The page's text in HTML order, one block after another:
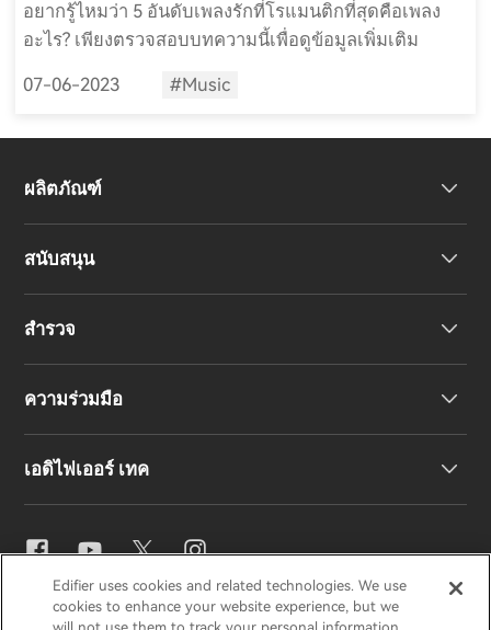
อยากรู้ไหมว่า 5 อันดับเพลงรักที่โรแมนติกที่สุดคือเพลง
อะไร? เพียงตรวจสอบบทความนี้เพื่อดูข้อมูลเพิ่มเติม
07-06-2023 #Music
ผลิตภัณฑ์
สนับสนุน
สำรวจ
ความร่วมมือ
สมัครเป็นตัวแทนจำหน่าย
เอดิไฟเออร์ เทค
การตั้งค่าอีคิว
EDIFIERAIRPULSESTAXHECATE
Edifier uses cookies and related technologies. We use
cookies to enhance your website experience, but we